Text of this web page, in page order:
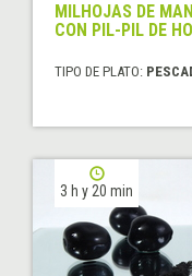
MILHOJAS DE
CON PIL-PIL DE
TIPO DE PLATO:
3 h y 20 min